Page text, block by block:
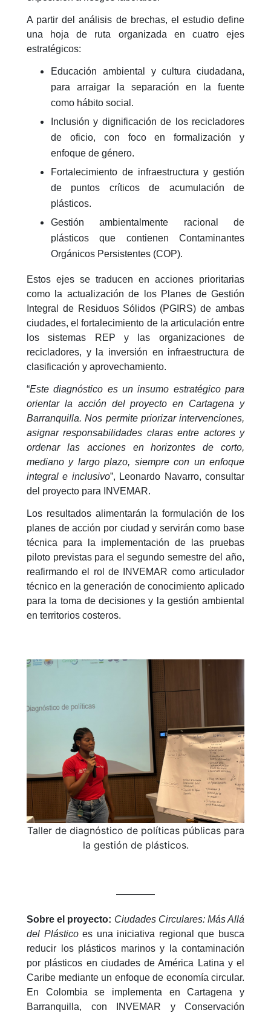
A partir del análisis de brechas, el estudio define
una hoja de ruta organizada en cuatro ejes
estratégicos:
Educación ambiental y cultura ciudadana,
para arraigar la separación en la fuente
como hábito social.
Inclusión y dignificación de los recicladores
de oficio, con foco en formalización y
enfoque de género.
Fortalecimiento de infraestructura y gestión
de puntos críticosde acumulación de
plásticos.
Gestión ambientalmente racional
de
plásticos que contienen Contaminantes
Orgánicos Persistentes (COP).
Estos ejes se traducen en acciones prioritarias
como la actualización de los Planes de Gestión
Integral de Residuos Sólidos (PGIRS) de ambas
ciudades, el fortalecimiento de la articulación entre
los sistemas REP y las organizaciones de
recicladores, y la inversión en infraestructura de
clasificación y aprovechamiento.
“Este diagnóstico es un insumo estratégico para
orientar la acción del proyecto en Cartagena y
Barranquilla. Nos permite priorizar intervenciones,
asignar responsabilidades claras entre actores y
ordenar las acciones en horizontes de corto,
mediano y largo plazo, siempre con un enfoque
integral e inclusivo”, Leonardo Navarro, consultar
del proyecto para INVEMAR.
Los resultados alimentarán la formulación de los
planes de acción por ciudad y servirán como base
técnica para la implementación de las pruebas
piloto previstas para el segundo semestre del año,
reafirmando el rol de INVEMAR como articulador
técnico en la generación de conocimiento aplicado
para la toma de decisiones y la gestión ambiental
en territorios costeros.
Taller de diagnóstico de políticas públicas para
la gestión de plásticos.
————
Sobre el proyecto: Ciudades Circulares: Más Allá
del Plásticoes una iniciativa regional que busca
reducir los plásticos marinos y la contaminación
por plásticos en ciudades de América Latina y el
Caribe mediante un enfoque de economía circular.
En Colombia se implementa en Cartagena y
Barranquilla, con INVEMAR y Conservación